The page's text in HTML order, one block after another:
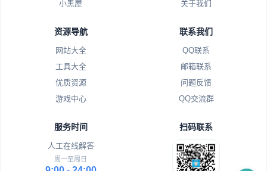
小黑屋
关于我们
资源导航
网站大全
工具大全
优质资源
游戏中心
联系我们
QQ联系
邮箱联系
问题反馈
QQ交流群
服务时间
人工在线解答
周一至周日
扫码联系